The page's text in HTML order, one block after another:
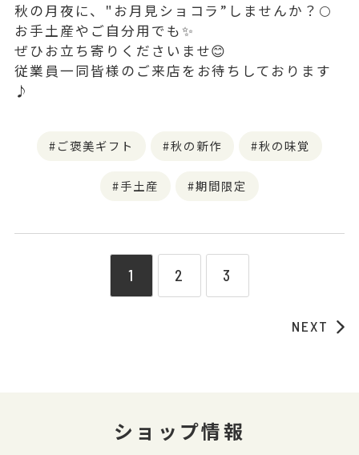
秋の月夜に、"お月見ショコラ”しませんか？🌕
お手土産やご自分用でも✨
ぜひお立ち寄りくださいませ😊
従業員一同皆様のご来店をお待ちしております
♪
ご褒美ギフト 秋の新作 秋の味覚
手土産 期間限定
1 2 3
NEXT
ショップ情報